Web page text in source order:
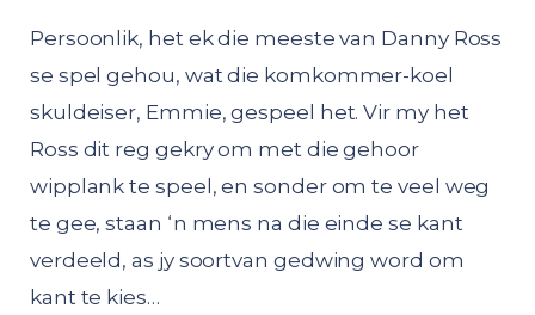
Persoonlik, het ek die meeste van Danny Ross
se spel gehou, wat die komkommer-koel
skuldeiser, Emmie, gespeel het. Vir my het
Ross dit reg gekry om met die gehoor
wipplank te speel, en sonder om te veel weg
te gee, staan ‘n mens na die einde se kant
verdeeld, as jy soortvan gedwing word om
kant te kies…